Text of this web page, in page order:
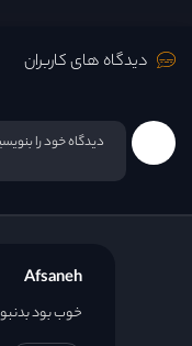
قسمت 19
قسمت 20
قسمت 21
دیدگاه های کاربران
Afsaneh
خوب بود